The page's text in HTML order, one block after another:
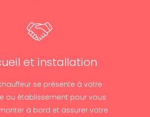
et installation
se présente à votre
ou établissement pour vous
à bord et assurer votre